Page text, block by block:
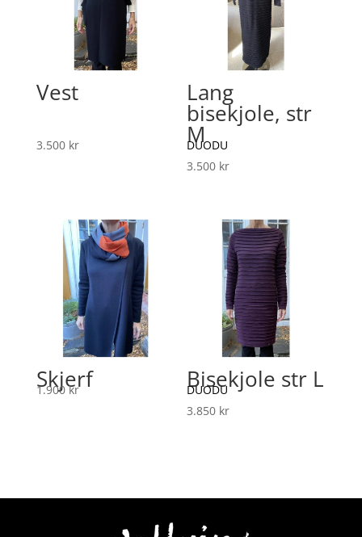
Vest
3.500 kr
Lang
bisekjole, str
M
DUODU
3.500 kr
Skjerf
1.900kr Bisekjole str L
DUODU
3.850 kr